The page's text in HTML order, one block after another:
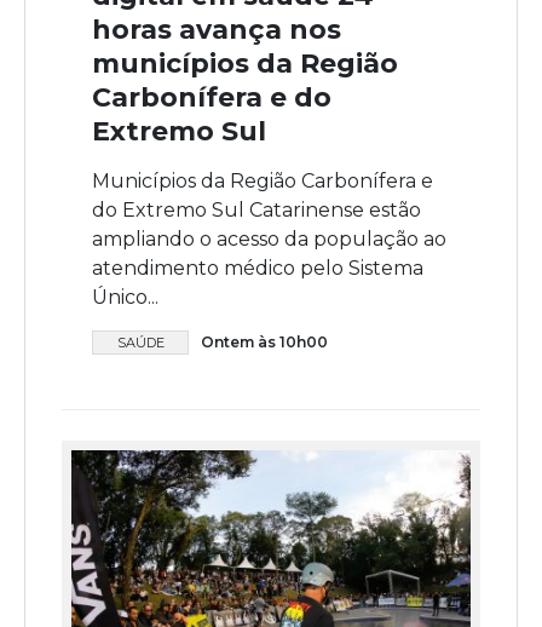
horas avança nos
municípios da Região
Carbonífera e do
Extremo Sul
Municípios da Região Carbonífera e
do Extremo Sul Catarinense estão
ampliando o acesso da população ao
atendimento médico pelo Sistema
Único...
SAÚDE Ontem às 10h00